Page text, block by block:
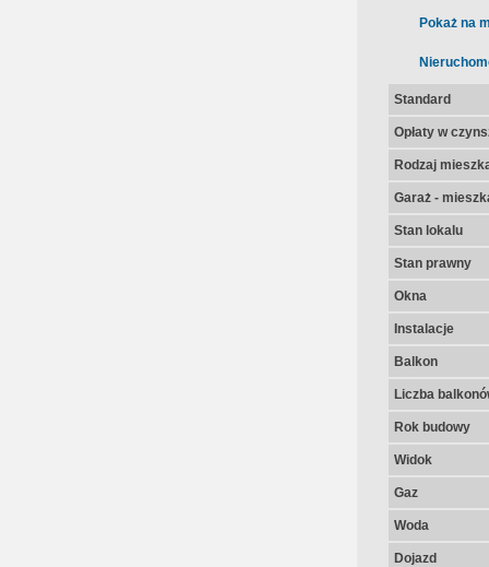
Pokaż na
Standard
Opłaty w
Rodzaj
Garaż -
Stan lokalu
Stan prawny
Okna
Instalacje
Balkon
Liczba
Rok budowy
Widok
Gaz
Woda
Dojazd